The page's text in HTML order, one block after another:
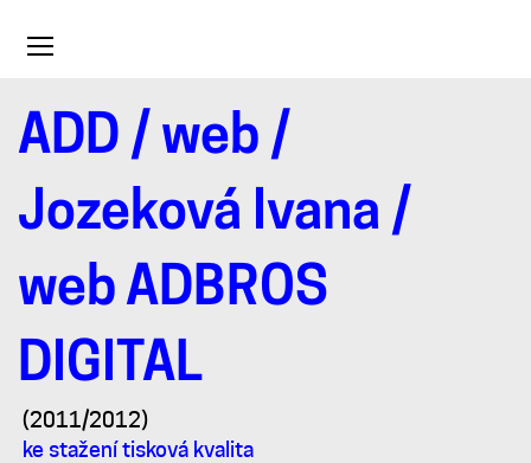
Toggle
ADD / web /
Jozeková Ivana /
web ADBROS
DIGITAL
web
ADBROS
DIGITAL
(2011/2012)
ke stažení tisková kvalita